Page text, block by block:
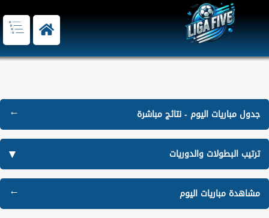
جدول مباريات اليوم - نتائج مباشرة
ترتيب البطولات والدوريات
مشاهدة مباريات اليوم